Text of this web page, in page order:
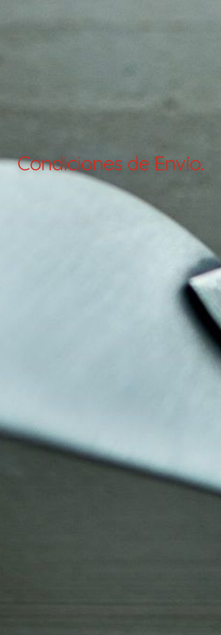
Condiciones de Envío.